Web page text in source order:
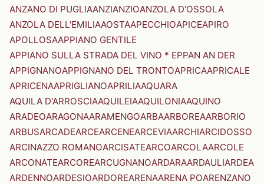
ANZANO DI PUGLIAANZIANZIOANZOLA D'OSSOLA
ANZOLA DELL'EMILIAAOSTAAPECCHIOAPICEAPIRO
APOLLOSAAPPIANO GENTILE
APPIANO SULLA STRADA DEL VINO * EPPAN AN DER
APPIGNANOAPPIGNANO DEL TRONTOAPRICAAPRICALE
APRICENAAPRIGLIANOAPRILIAAQUARA
AQUILA D'ARROSCIAAQUILEIAAQUILONIAAQUINO
ARADEOARAGONAARAMENGOARBAARBOREAARBORIO
ARBUSARCADEARCEARCENEARCEVIAARCHIARCIDOSSO
ARCINAZZO ROMANOARCISATEARCOARCOLAARCOLE
ARCONATEARCOREARCUGNANOARDARAARDAULIARDEA
ARDENNOARDESIOARDOREARENAARENA POARENZANO